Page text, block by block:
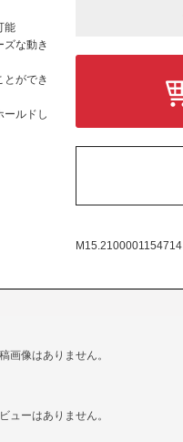
能
な動き
ができ
ルドし
M15.2100001154714
画像はありません。
ューはありません。